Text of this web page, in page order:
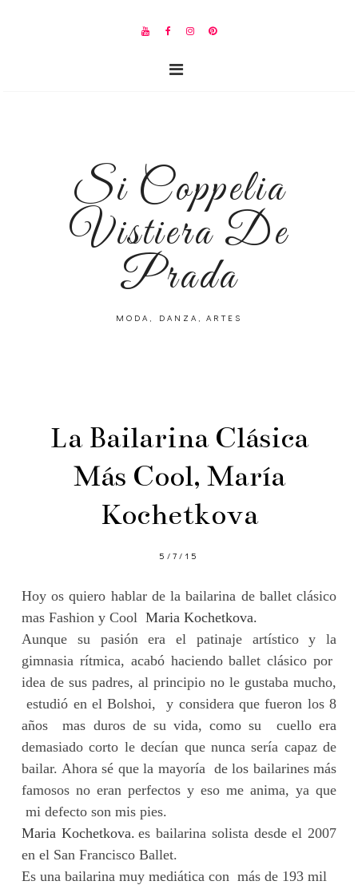
Si Coppelia
Vistiera De
Prada
MODA, DANZA, ARTES
La Bailarina Clásica
Más Cool, María
Kochetkova
5/7/15
Hoy os quiero hablar de la bailarina de ballet clásico
mas Fashion y Cool Maria Kochetkova.
Aunque su pasión era el patinaje artístico y la
gimnasia rítmica, acabó haciendo ballet clásico por
idea de sus padres, al principio no le gustaba mucho,
estudió en el Bolshoi, y considera que fueron los 8
años mas duros de su vida, comosu
cuello era
demasiado corto le decían que nunca sería capaz de
bailar. Ahora sé que la mayoría de los bailarines más
famosos no eran perfectos y eso me anima, ya que
mi defecto son mis pies.
Maria Kochetkova. es bailarina solista desde el 2007
en el San Francisco Ballet.
Es una bailarina muy mediática con más de 193 mil